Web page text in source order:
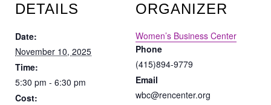
DETAILS
Date:
November 10, 2025
Time:
5:30 pm - 6:30 pm
Cost:
ORGANIZER
Women’s Business Center
Phone
(415)894-9779
Email
wbc@rencenter.org